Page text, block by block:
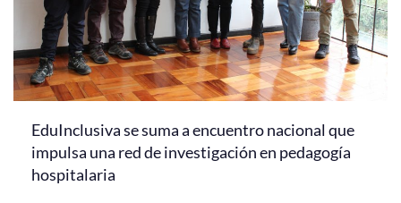
EduInclusiva se suma a encuentro nacional que
impulsa una red de investigación en pedagogía
hospitalaria